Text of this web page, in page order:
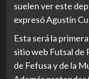
suelen ver este
expresó Agustín
Esta será la
sitio web Futsal de
de Fefusa y de la